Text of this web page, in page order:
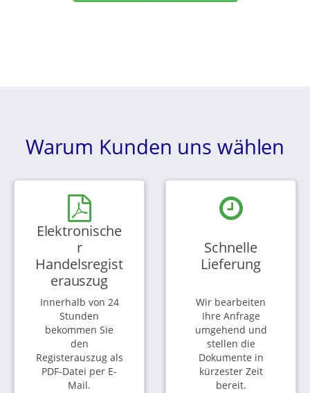
Warum Kunden uns wählen
Elektronische
r
Handelsregist
erauszug
Innerhalb von 24
Stunden
bekommen Sie
den
Registerauszug als
PDF-Datei per E-
Mail.
Schnelle
Lieferung
Wir bearbeiten
Ihre Anfrage
umgehend und
stellen die
Dokumente in
kürzester Zeit
bereit.